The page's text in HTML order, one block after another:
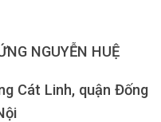
NGUYỄN HUỆ
Cát Linh, quận Đống